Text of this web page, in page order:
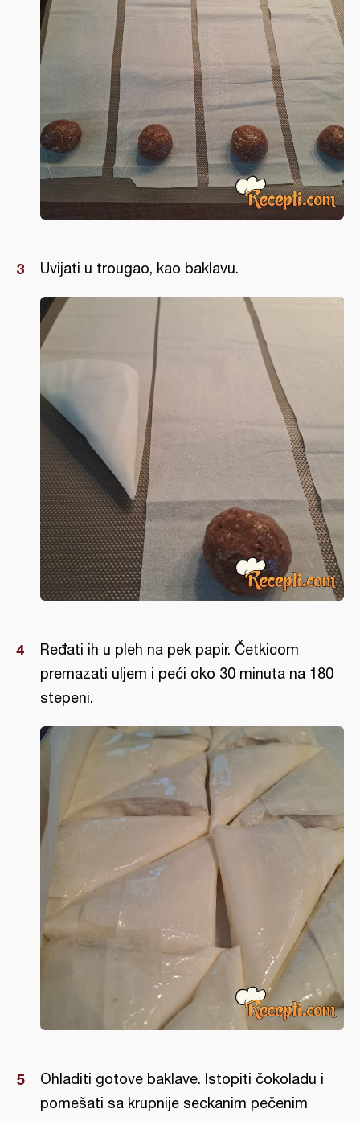
Uvijati u trougao, kao baklavu.
Ređati ih u pleh na pek papir. Četkicom
premazati uljem i peći oko 30 minuta na 180
stepeni.
Ohladiti gotove baklave. Istopiti čokoladu i
pomešati sa krupnije seckanim pečenim